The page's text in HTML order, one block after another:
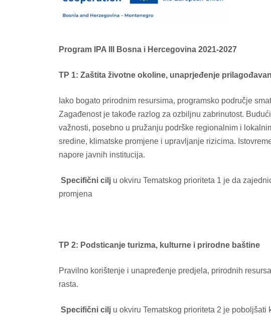
Program IPA III Bosna i Hercegovina 2021-2027
TP 1: Zaštita životne okoline, unaprjeđenje
Iako bogato prirodnim resursima, programsko područje
Zagađenost je takođe razlog za ozbiljnu zabrinutost.
važnosti, posebno u pružanju podrške regionalnim i
sredine, klimatske promjene i upravljanje rizicima.
napore javnih institucija.
Specifični cilj u okviru Tematskog prioriteta 1 je da
promjena
TP 2: Podsticanje turizma, kulturne i prirodne baštine
Pravilno korištenje i unapređenje predjela, prirodnih
rasta.
Specifični cilj u okviru Tematskog prioriteta 2 je